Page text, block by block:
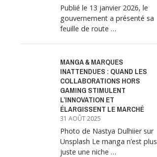
Publié le 13 janvier 2026, le
gouvernement a présenté sa
feuille de route …
MANGA & MARQUES
INATTENDUES : QUAND LES
COLLABORATIONS HORS
GAMING STIMULENT
L’INNOVATION ET
ÉLARGISSENT LE MARCHÉ
31 AOÛT 2025
Photo de Nastya Dulhiier sur
Unsplash Le manga n’est plus
juste une niche …